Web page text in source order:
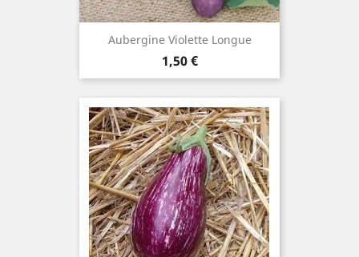
Aubergine Violette Longue
Prix
1,50 €